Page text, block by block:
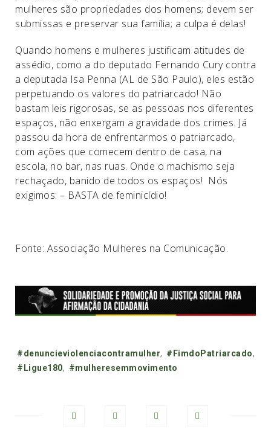
mulheres são propriedades dos homens; devem ser
submissas e preservar sua família; a culpa é delas!
Quando homens e mulheres justificam atitudes de
assédio, como a do deputado Fernando Cury contra
a deputada Isa Penna (AL de São Paulo), eles estão
perpetuando os valores do patriarcado! Não
bastam leis rigorosas, se as pessoas nos diferentes
espaços, não enxergam a gravidade dos crimes. Já
passou da hora de enfrentarmos o patriarcado,
com ações que comecem dentro de casa, na
escola, no bar, nas ruas. Onde o machismo seja
rechaçado, banido de todos os espaços! Nós
exigimos: – BASTA de feminicídio!
Fonte: Associação Mulheres na Comunicação.
Tags:
#denuncieviolenciacontramulher, #FimdoPatriarcado,
#Ligue180, #mulheresemmovimento